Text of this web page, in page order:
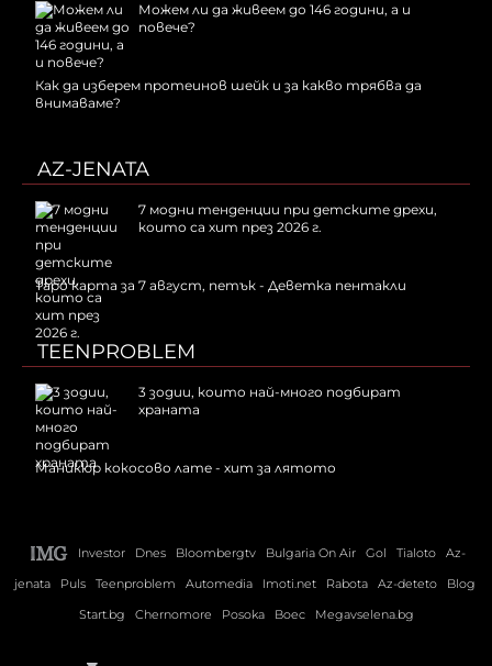
Можем ли да живеем до 146 години, а и
повече?
Как да изберем протеинов шейк и за какво трябва да
внимаваме?
AZ-JENATA
7 модни тенденции при детските дрехи,
които са хит през 2026 г.
Таро карта за 7 август, петък - Деветка пентакли
TEENPROBLEM
3 зодии, които най-много подбират
храната
Маникюр кокосово лате - хит за лятото
Investor Dnes Bloombergtv Bulgaria On Air Gol Tialoto
Az-
jenata
Puls Teenproblem Automedia Imoti.net Rabota Az-deteto
Blog
Start.bg
Chernomore Posoka Boec Megavselena.bg